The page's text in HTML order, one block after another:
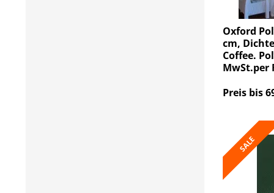
Oxford
cm,
Coffee.
MwSt.per
Preis bis
SALE